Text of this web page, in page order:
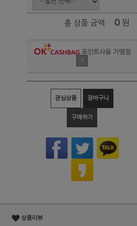
총 상품 금액 0 원
포인트사용 가맹점
?
관심상품 장바구니
구매하기
상품리뷰